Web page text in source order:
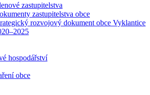
zastupitelstva
zastupitelstva obce
rozvojový dokument obce Vyklantice
hospodářství
obce